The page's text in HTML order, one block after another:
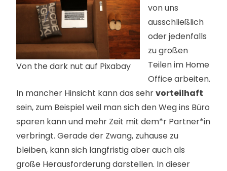
Von the dark nut auf Pixabay
von uns
ausschließlich
oder jedenfalls
zu großen
Teilen im Home
Office arbeiten.
In mancher Hinsicht kann das sehrvorteilhaft
sein, zum Beispiel weil man sich den Weg ins Büro
sparen kann und mehr Zeit mit dem*r Partner*in
verbringt. Gerade der Zwang, zuhause zu
bleiben, kann sich langfristig aber auch als
große Herausforderung darstellen. In dieser